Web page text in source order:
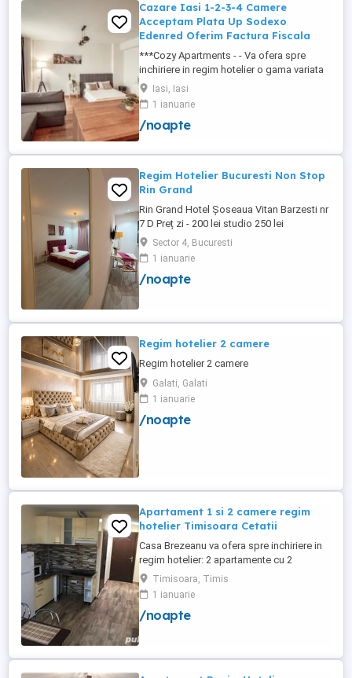
Cazare Iasi 1-2-3-4 Camere
Acceptam Plata Up Sodexo
Edenred Oferim Factura Fiscala
***Cozy Apartments - - Va ofera spre
inchiriere in regim hotelier o gama variata
de apartamente si garsoniere situate in
puncte cheie ale orasului doar in
complexe rezidentiale noi: *Zona Palas
Mall - Centru - Complex Lazar Residence;
Residence; *Zona Palas Mall - ...
Iasi, Iasi
1 ianuarie
/noapte
Regim Hotelier Bucuresti Non Stop
Rin Grand
Rin Grand Hotel Șoseaua Vitan Barzesti nr
7 D Preț zi - 200 lei studio 250 lei
apartament
Sector 4, Bucuresti
1 ianuarie
/noapte
Regim hotelier 2 camere
Regim hotelier 2 camere
Galati, Galati
1 ianuarie
/noapte
Apartament 1 si 2 camere regim
hotelier Timisoara Cetatii
Casa Brezeanu va ofera spre inchiriere in
regim hotelier: 2 apartamente cu 2
dormitoare, baie si bucatarie proprie. (4
locuri cazare in fiecare apartament) 1
apartament cu 1 dormitor, baie si
bucatarie proprie. (3 locuri cazare) Fiecare
Timisoara, Timis
1 ianuarie
/noapte